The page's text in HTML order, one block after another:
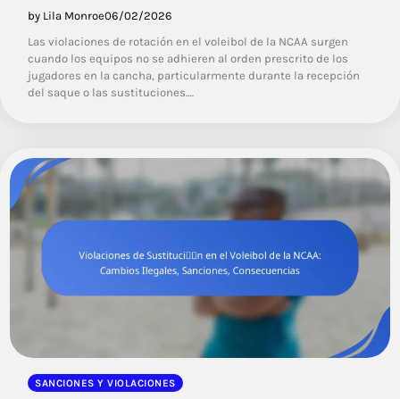
by Lila Monroe06/02/2026
Las violaciones de rotación en el voleibol de la NCAA surgen
cuando los equipos no se adhieren al orden prescrito de los
jugadores en la cancha, particularmente durante la recepción
del saque o las sustituciones.…
SANCIONES Y VIOLACIONES